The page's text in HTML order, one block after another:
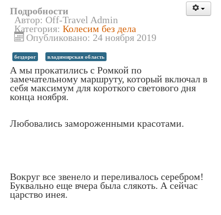
Подробности
Автор: Off-Travel Admin
Категория: Колесим без дела
Опубликовано: 24 ноября 2019
бездорог владимирская область
А мы прокатились с Ромкой по
замечательному маршруту, который включал в
себя максимум для короткого светового дня
конца ноября.
Любовались замороженными красотами.
Вокруг все звенело и переливалось серебром!
Буквально еще вчера была слякоть. А сейчас
царство инея.